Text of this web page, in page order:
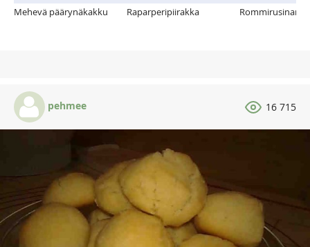
Mehevä päärynäkakku Raparperipiirakka
pehmee 16 715